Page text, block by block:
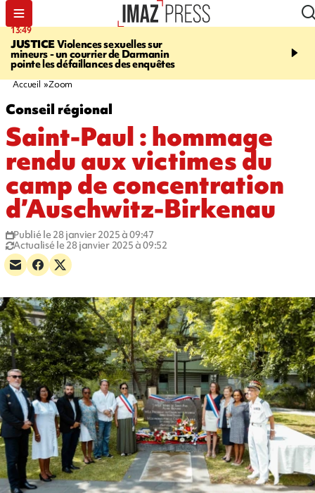
13:49
JUSTICEViolences sexuelles sur
mineurs - un courrier de Darmanin
pointe les défaillances des enquêtes
17:59
Corniche - la route du
Accueil Zoom
Conseil régional
Saint-Paul : hommage
rendu aux victimes du
camp de concentration
d’Auschwitz-Birkenau
Publié le 28 janvier 2025 à 09:47
Actualisé le 28 janvier 2025 à 09:52